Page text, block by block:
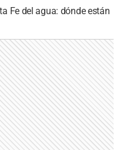
Fe del agua: dónde están